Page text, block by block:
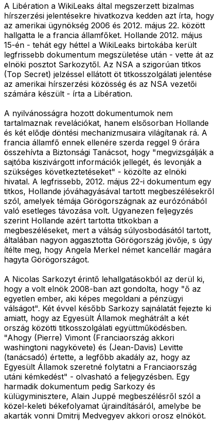
A Libération a WikiLeaks által megszerzett bizalmas
hírszerzési jelentésekre hivatkozva kedden azt írta, hogy
az amerikai ügynökség 2006 és 2012. május 22. között
hallgatta le a francia államfőket. Hollande 2012. május
15-én - tehát egy héttel a WikiLeaks birtokába került
legfrissebb dokumentum megszületése után - vette át az
elnöki posztot Sarkozytől. Az NSA a szigorúan titkos
(Top Secret) jelzéssel ellátott öt titkosszolgálati jelentése
az amerikai hírszerzési közösség és az NSA vezetői
számára készült - írta a Libération.
A nyilvánosságra hozott dokumentumok nem
tartalmaznak revelációkat, hanem elsősorban Hollande
és két elődje döntési mechanizmusaira világítanak rá. A
francia államfő ennek ellenére szerda reggel 9 órára
összehívta a Biztonsági Tanácsot, hogy "megvizsgálják a
sajtóba kiszivárgott információk jellegét, és levonják a
szükséges következtetéseket" - közölte az elnöki
hivatal. A legfrissebb, 2012. május 22-i dokumentum egy
titkos, Hollande jóváhagyásával tartott megbeszélésekről
szól, amelyek témája Görögországnak az eurózónából
való esetleges távozása volt. Ugyanezen feljegyzés
szerint Hollande azért tartotta titkokban a
megbeszéléseket, mert a válság súlyosbodásától tartott,
általában nagyon aggasztotta Görögország jövője, s úgy
ítélte meg, hogy Angela Merkel német kancellár magára
hagyta Görögországot.
A Nicolas Sarkozyt érintő lehallgatásokból az derül ki,
hogy a volt elnök 2008-ban azt gondolta, hogy "ő az
egyetlen ember, aki képes megoldani a pénzügyi
válságot". Két évvel később Sarkozy sajnálatát fejezte ki
amiatt, hogy az Egyesült Államok meghátrált a két
ország közötti titkosszolgálati együttműködésben.
"Ahogy (Pierre) Vimont (Franciaország akkori
washingtoni nagykövete) és (Jean-Davis) Levitte
(tanácsadó) értette, a legfőbb akadály az, hogy az
Egyesült Államok szeretné folytatni a Franciaország
utáni kémkedést" - olvasható a feljegyzésben. Egy
harmadik dokumentum pedig Sarkozy és
külügyminisztere, Alain Juppé megbeszélésről szól a
közel-keleti békefolyamat újraindításáról, amelybe be
akarták vonni Dmitrij Medvegyev akkori orosz elnököt.